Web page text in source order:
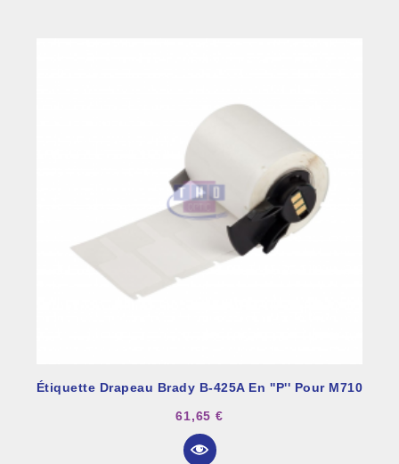
Étiquette Drapeau Brady B-425A En ''P'' Pour M710
61,65 €